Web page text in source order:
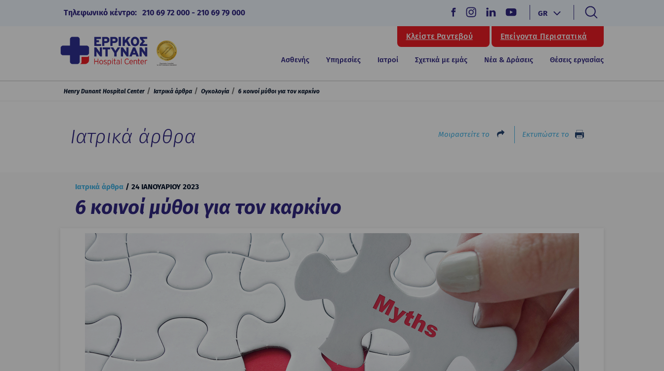
Τηλεφωνικό κέντρο: 210 69 72 000 - 210 69 79 000 GR
Κλείστε Ραντεβού Επείγοντα Περιστατικά
Ασθενής Υπηρεσίες Ιατροί Σχετικά με εμάς Νέα & Δράσεις Θέσεις εργασίας
Henry Dunant Hospital Center Ιατρικά άρθρα Ογκολογία 6 κοινοί μύθοι για τον καρκίνο
Ιατρικά άρθρα Μοιραστείτε το Εκτυπώστε το
Ιατρικά άρθρα 24 ΙΑΝΟΥΑΡΙΟΥ 2023
6 κοινοί μύθοι για τον καρκίνο